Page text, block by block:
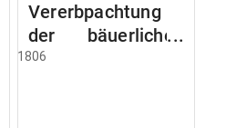
Vererbpachtung
der bäuerlichen
Grundstücke und
1806